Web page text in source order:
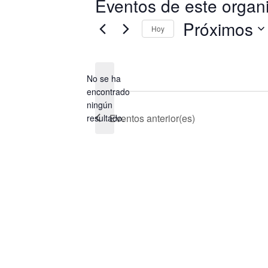
Eventos de este
Aviso
No se ha
encontrado
ningún
resultado.
Hoy Próximos
Eventosanterior(es)